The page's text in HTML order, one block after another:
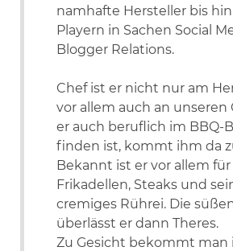
namhafte Hersteller bis hin
Playern in Sachen Social
Blogger Relations.
Chef ist er nicht nur am
vor allem auch an unseren
er auch beruflich im BBQ-
finden ist, kommt ihm da
Bekannt ist er vor allem für
Frikadellen, Steaks und
cremiges Rührei. Die
überlässt er dann Theres.
Zu Gesicht bekommt man